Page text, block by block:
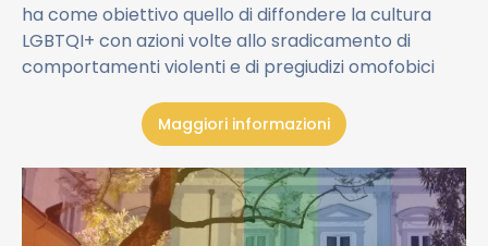
ha come obiettivo quello di diffondere la cultura
LGBTQI+ con azioni volte allo sradicamento di
comportamenti violenti e di pregiudizi omofobici
Maggiori informazioni